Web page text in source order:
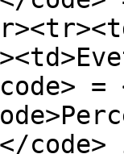
code>
code>